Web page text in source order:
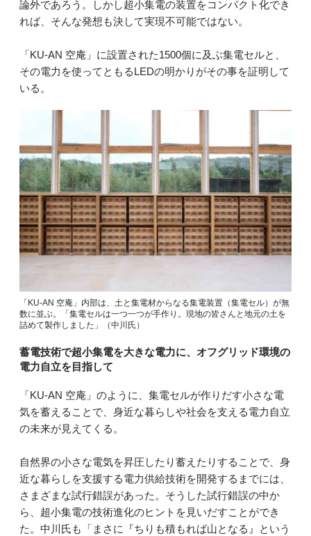
論外であろう。しかし超小集電の装置をコンパクト化でき
れば、そんな発想も決して実現不可能ではない。
「KU-AN 空庵」に設置された1500個に及ぶ集電セルと、
その電力を使ってともるLEDの明かりがその事を証明して
いる。
「KU-AN 空庵」内部は、土と集電材からなる集電装置（集電セル）が無
数に並ぶ。「集電セルは一つ一つが手作り。現地の皆さんと地元の土を
詰めて製作しました」（中川氏）
蓄電技術で超小集電を大きな電力に、オフグリッド環境の
電力自立を目指して
「KU-AN 空庵」のように、集電セルが作りだす小さな電
気を蓄えることで、身近な暮らしや社会を支える電力自立
の未来が見えてくる。
自然界の小さな電気を昇圧したり蓄えたりすることで、身
近な暮らしを支援する電力供給技術を開発するまでには、
さまざまな試行錯誤があった。そうした試行錯誤の中か
ら、超小集電の技術進化のヒントを見いだすことができ
た。中川氏も「まさに『ちりも積もれば山となる』という